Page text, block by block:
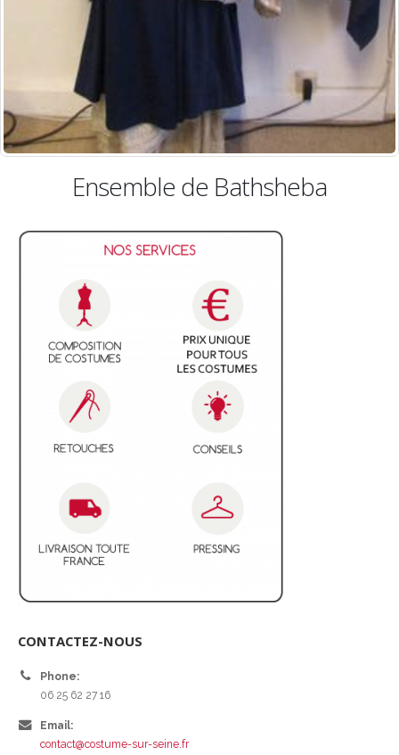
Bathsheba
CONTACTEZ-NOUS
Phone:
06 25 62 27 16
Email:
contact@costume-sur-seine.fr